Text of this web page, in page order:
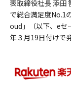
表取締役社長 添田
で総合満足度No.1
oud」（以下、eセ
年３月19日付けで